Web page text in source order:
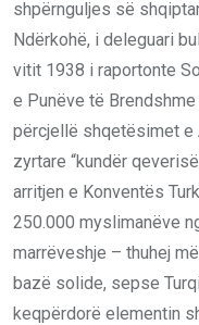
shpërnguljes së
Ndërkohë, i deleguari
vitit 1938 i raportonte
e Punëve të
përcjellë shqetësimet e
zyrtare “kundër
arritjen e Konventës
250.000 myslimanëve
marrëveshje – thuhej
bazë solide, sepse
keqpërdorë elementin